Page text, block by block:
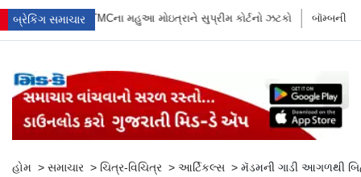
બ્રેકિંગ સમાચાર
કોર્ટનો ઝટકો બૉમ્બની ધમકી બાદ મુંબઈમાં હાઈ ઍલર્ટ: શહેરની સુરક્ષા
હોમ > સમાચાર > ચિત્ર-વિચિત્ર > આર્ટિકલ્સ > મૅડમની ગાડી આગળથી